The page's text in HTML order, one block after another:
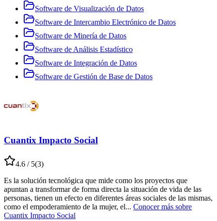
Software de Visualización de Datos
Software de Intercambio Electrónico de Datos
Software de Minería de Datos
Software de Análisis Estadístico
Software de Integración de Datos
Software de Gestión de Base de Datos
Cuantix Impacto Social
4.6 / 5(3)
Es la solución tecnológica que mide como los proyectos que
apuntan a transformar de forma directa la situación de vida de las
personas, tienen un efecto en diferentes áreas sociales de las mismas,
como el empoderamiento de la mujer, el... Conocer más sobre
Cuantix Impacto Social